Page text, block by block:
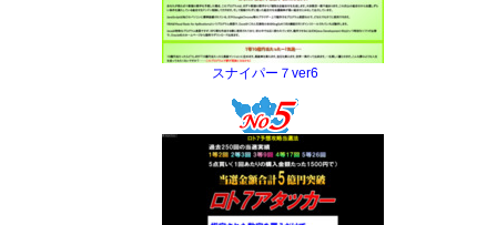
スナイパー７ver6